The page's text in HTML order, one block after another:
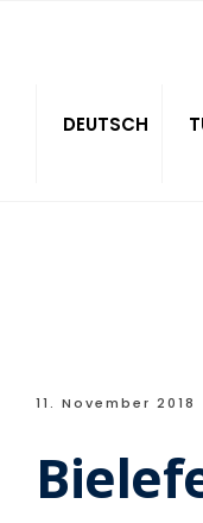
DEUTSCH
11. November 2018